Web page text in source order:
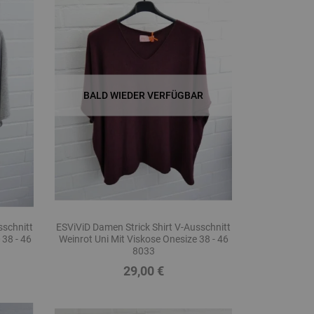
- 46
BALD WIEDER VERFÜGBAR
ESViViD Damen Strick Shirt V-Ausschnitt
Weinrot Uni Mit Viskose Onesize 38 - 46
8033
Preis
29,00 €